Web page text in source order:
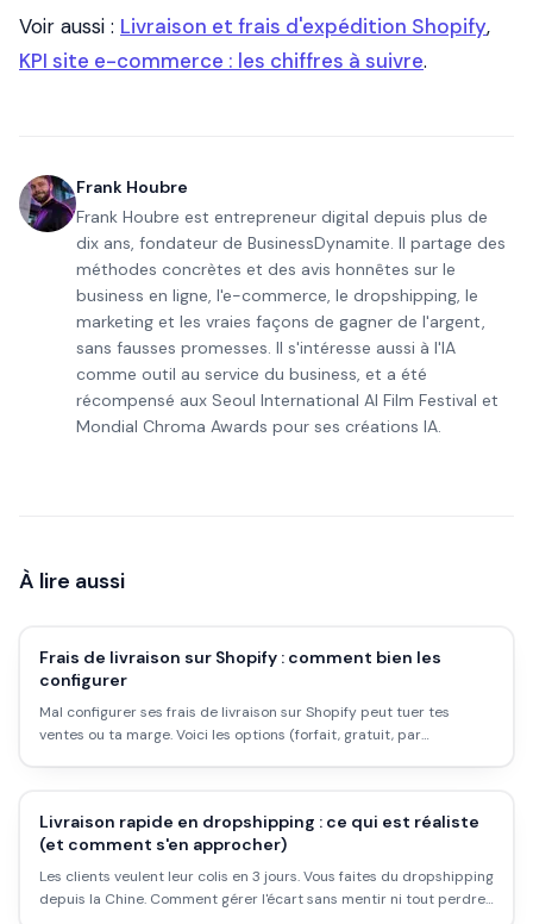
Voir aussi : Livraison et frais d'expédition Shopify,
KPI site e-commerce : les chiffres à suivre.
Frank Houbre
Frank Houbre est entrepreneur digital depuis plus de
dix ans, fondateur de BusinessDynamite. Il partage des
méthodes concrètes et des avis honnêtes sur le
business en ligne, l'e-commerce, le dropshipping, le
marketing et les vraies façons de gagner de l'argent,
sans fausses promesses. Il s'intéresse aussi à l'IA
comme outil au service du business, et a été
récompensé aux Seoul International AI Film Festival et
Mondial Chroma Awards pour ses créations IA.
À lire aussi
Frais de livraison sur Shopify : comment bien les
configurer
Mal configurer ses frais de livraison sur Shopify peut tuer tes
ventes ou ta marge. Voici les options (forfait, gratuit, par
Livraison rapide en dropshipping : ce qui est réaliste
(et comment s'en approcher)
Les clients veulent leur colis en 3 jours. Vous faites du dropshipping
depuis la Chine. Comment gérer l'écart sans mentir ni tout perdre